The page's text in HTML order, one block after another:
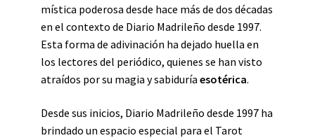
mística poderosa desde hace más de dos décadas
en el contexto de Diario Madrileño desde 1997.
Esta forma de adivinación ha dejado huella en
los lectores del periódico, quienes se han visto
atraídos por su magia y sabiduría esotérica.
Desde sus inicios, Diario Madrileño desde 1997 ha
brindado un espacio especial para el Tarot